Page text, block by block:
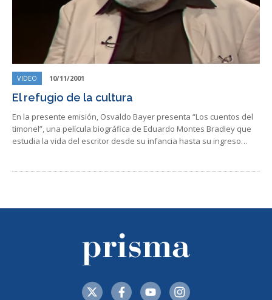
VIDEO 10/11/2001
El refugio de la cultura
En la presente emisión, Osvaldo Bayer presenta “Los cuentos del
timonel”, una película biográfica de Eduardo Montes Bradley que
estudia la vida del escritor desde su infancia hasta su ingreso…